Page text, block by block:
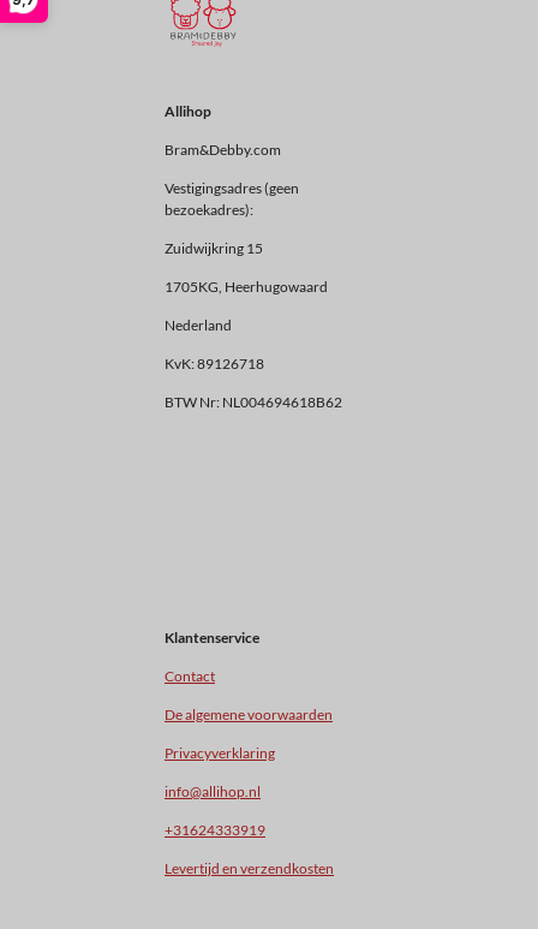
Allihop
Bram&Debby.com
Vestigingsadres (geen
bezoekadres):
Zuidwijkring 15
1705KG, Heerhugowaard
Nederland
KvK: 89126718
BTW Nr: NL004694618B62
Klantenservice
Contact
De algemene voorwaarden
Privacyverklaring
info@allihop.nl
+31624333919
Levertijd en verzendkosten